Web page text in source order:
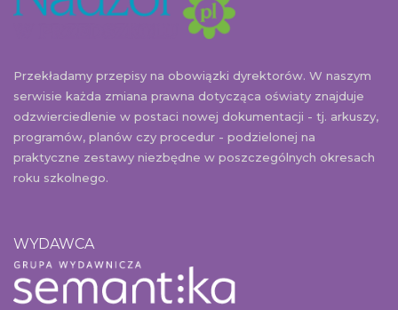
Przekładamy przepisy na obowiązki dyrektorów. W naszym
serwisie każda zmiana prawna dotycząca oświaty znajduje
odzwierciedlenie w postaci nowej dokumentacji - tj. arkuszy,
programów, planów czy procedur - podzielonej na
praktyczne zestawy niezbędne w poszczególnych okresach
roku szkolnego.
WYDAWCA